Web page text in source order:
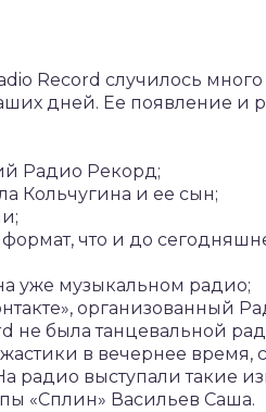
Record случилось
дней. Ее появление и
Радио Рекорд;
Кольчугина и ее сын;
что и до
уже музыкальном радио;
организованный
не была танцевальной
в вечернее время,
радио выступали такие
«Сплин» Васильев Саша.